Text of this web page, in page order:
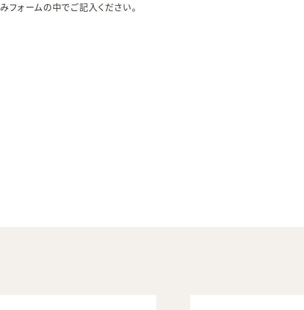
みフォームの中でご記入ください。